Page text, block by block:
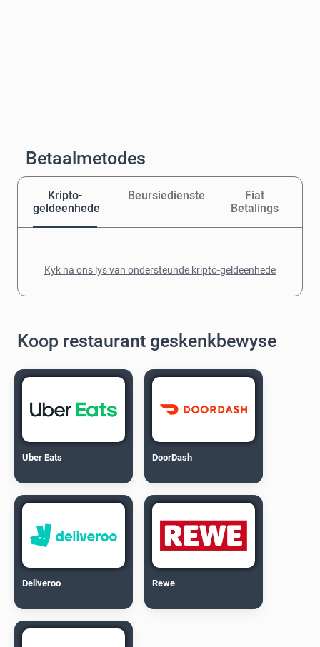
Betaalmetodes
Kripto-
geldeenhede
Beursiedienste
Fiat
Betalings
Kyk na ons lys van ondersteunde kripto-geldeenhede
Koop restaurant geskenkbewyse
Uber Eats DoorDash
Deliveroo Rewe